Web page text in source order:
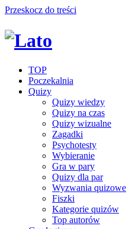
Przeskocz do treści
TOP
Poczekalnia
Quizy
Quizy wiedzy
Quizy na czas
Quizy wizualne
Zagadki
Psychotesty
Wybieranie
Gra w pary
Quizy dla par
Wyzwania quizowe
Fiszki
Kategorie quizów
Top autorów